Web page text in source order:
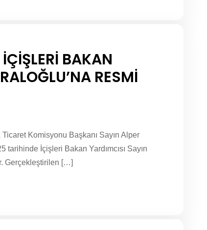
BAKAN
RESMİ
Komisyonu Başkanı Sayın Alper
İçişleri Bakan Yardımcısı Sayın
Gerçekleştirilen […]